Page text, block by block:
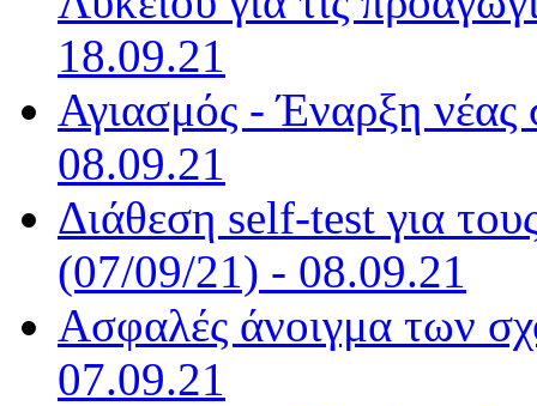
18.09.21
Αγιασμός - Έναρξη νέας
08.09.21
Διάθεση self-test για
(07/09/21) - 08.09.21
Ασφαλές άνοιγμα των
07.09.21